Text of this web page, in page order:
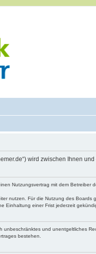
wird zwischen Ihnen
Nutzungsvertrag mit dem
nutzen. Für die Nutzung des Boards
Einhaltung einer Frist jederzeit
und unentgeltliches
bestehen.